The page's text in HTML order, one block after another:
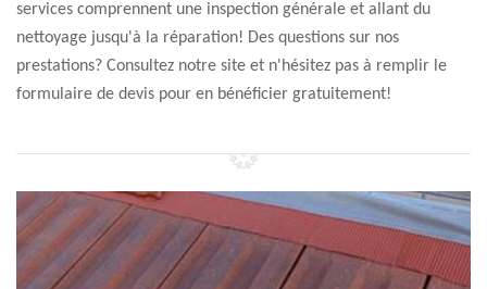
services comprennent une inspection générale et allant du
nettoyage jusqu'à la réparation! Des questions sur nos
prestations? Consultez notre site et n'hésitez pas à remplir le
formulaire de devis pour en bénéficier gratuitement!